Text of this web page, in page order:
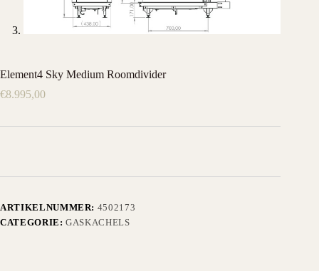
Element4 Sky Medium Roomdivider
€8.995,00
ARTIKELNUMMER: 4502173
CATEGORIE:GASKACHELS